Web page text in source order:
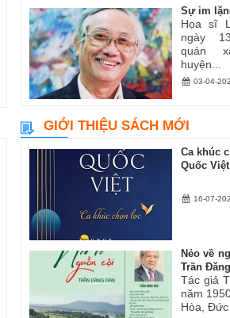
Sự im
Họa sĩ
ngày
quán
huyện...
03-04-
GIỚI THIỆU SÁCH MỚI
Ca khúc
Quốc Việt
16-07-
Nẻo về
Trần
Tác giả
năm
Hòa,